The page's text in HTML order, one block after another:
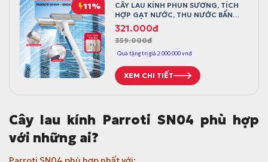
11%
CÂY LAU KÍNH PHUN SƯƠNG, TÍCH
HỢP GẠT NƯỚC, THU NƯỚC BẨN
PARROTI SHINY SN04
359.000đ
G
i
á
g
ố
c
à
321.000đ
G
i
á
h
i
ệ
t
Quà tặng trị giá 2.000.000 vnđ
XEM CHI TIẾT
Cây lau kính Parroti SN04 phù hợp
với những ai?